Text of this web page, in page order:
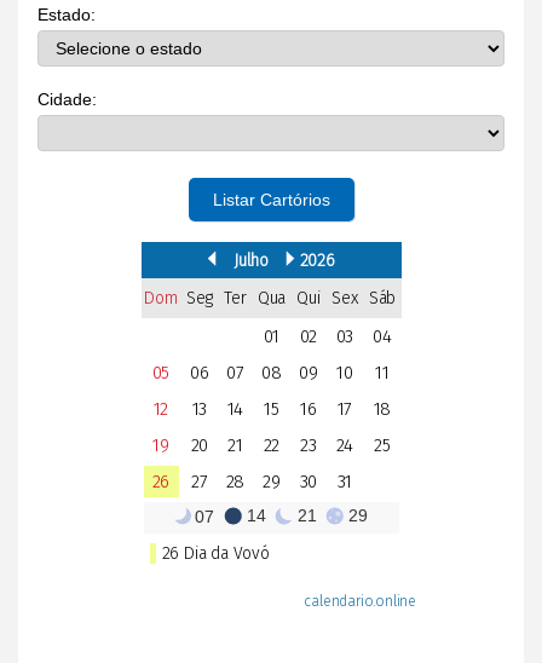
Estado:
Cidade:
Listar Cartórios